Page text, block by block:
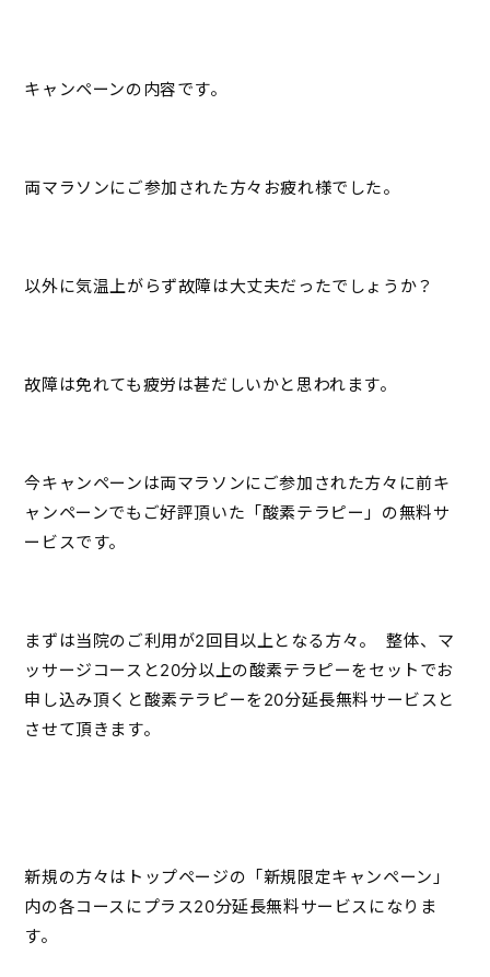
キャンペーンの内容です。
両マラソンにご参加された方々お疲れ様でした。
以外に気温上がらず故障は大丈夫だったでしょうか？
故障は免れても疲労は甚だしいかと思われます。
今キャンペーンは両マラソンにご参加された方々に前キ
ャンペーンでもご好評頂いた「酸素テラピー」の無料サ
ービスです。
まずは当院のご利用が2回目以上となる方々。 整体、マ
ッサージコースと20分以上の酸素テラピーをセットでお
申し込み頂くと酸素テラピーを20分延長無料サービスと
させて頂きます。
新規の方々はトップページの「新規限定キャンペーン」
内の各コースにプラス20分延長無料サービスになりま
す。